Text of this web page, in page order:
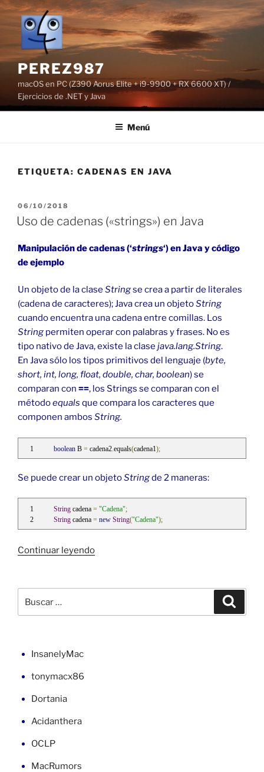
Saltar
contenido
PEREZ987
macOS en PC (Z390 Aorus Elite + i9-9900 + RX 6600 XT) /
Ejercicios de .NET y Java
Menú
ETIQUETA: CADENAS EN JAVA
PUBLICADO
EL
06/10/2018
Uso de cadenas («strings») en Java
Manipulación de cadenas (‘strings‘) en Java y código
de ejemplo
Un objeto de la clase Stringse crea a partir de literales
(cadena de caracteres); Java crea un objetoString
cuando encuentra una cadena entre comillas. Los
Stringpermiten operar con palabras y frases. No es
tipo nativo de Java, existe la clase java.lang.String.
En Java sólo los tipos primitivos del lenguaje (byte,
short, int, long, float, double, char, boolean) se
comparan con ==, los Strings se comparan con el
métodoequals que compara los caracteres que
componen ambos String.
boolean B = cadena2 equals(cadena1);
Se puede crear un objetoStringde 2 maneras:
String cadena = "Cadena";
String cadena = new String("Cadena");
Continuar leyendo«Uso
(«strings»)
por:
InsanelyMac
tonymacx86
Dortania
Acidanthera
OCLP
MacRumors